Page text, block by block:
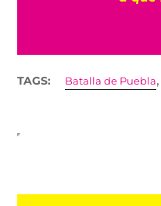
TAGS: Batalla de Puebla,